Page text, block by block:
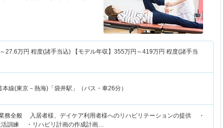
27.6万円 程度(諸手当込) 【モデル年収】 355万円～419万円 程度(諸手当
本線(東京－熱海)「袋井駅」（バス・車26分）
務全般 入居者様、デイケア利用者様へのリハビリテーションの提供 ・
訓練 ・リハビリ計画の作成計画…